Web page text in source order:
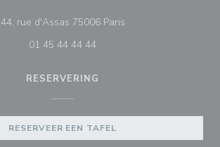
44, rue d'Assas 75006 Paris((opent in een nieuw
01 45 44 44 44
RESERVERING
RESERVEER EEN TAFEL